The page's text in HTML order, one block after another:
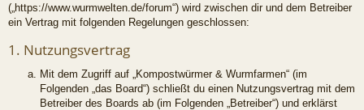
(„https://www.wurmwelten.de/forum“) wird zwischen dir und dem Betreiber
ein Vertrag mit folgenden Regelungen geschlossen:
1. Nutzungsvertrag
Mit dem Zugriff auf „Kompostwürmer & Wurmfarmen“ (im
Folgenden „das Board“) schließt du einen Nutzungsvertrag mit dem
Betreiber des Boards ab (im Folgenden „Betreiber“) und erklärst